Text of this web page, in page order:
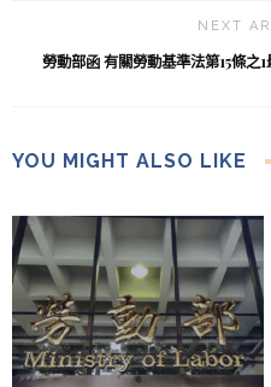
NEXT
勞動部函 有關勞動基準法第15條之
YOU MIGHT ALSO LIKE